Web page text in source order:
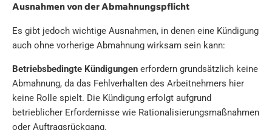
Ausnahmen von der Abmahnungspflicht
Es gibt jedoch wichtige Ausnahmen, in denen eine Kündigung
auch ohne vorherige Abmahnung wirksam sein kann:
Betriebsbedingte Kündigungen erfordern grundsätzlich keine
Abmahnung, da das Fehlverhalten des Arbeitnehmers hier
keine Rolle spielt. Die Kündigung erfolgt aufgrund
betrieblicher Erfordernisse wie Rationalisierungsmaßnahmen
oder Auftragsrückgang.